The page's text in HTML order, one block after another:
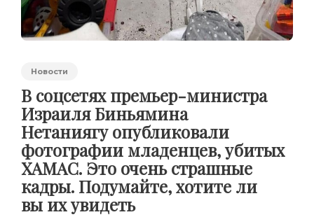
Новости
В соцсетях премьер-министра
Израиля Биньямина
Нетаниягу опубликовали
фотографии младенцев, убитых
ХАМАС. Это очень страшные
кадры. Подумайте, хотите ли
вы их увидеть